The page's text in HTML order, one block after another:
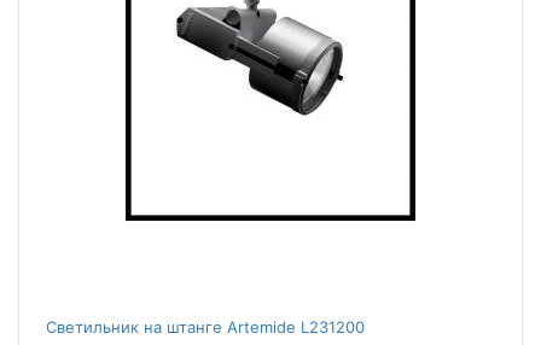
Светильник на штанге Artemide L231200